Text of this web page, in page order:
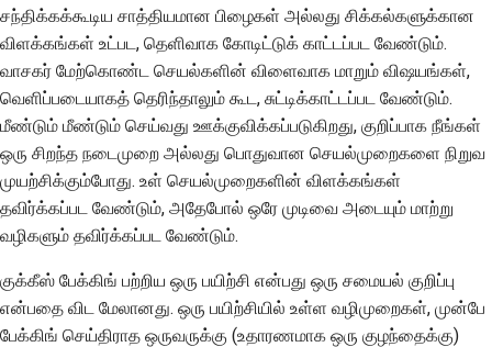
சந்திக்கக்கூடிய சாத்தியமான பிழைகள் அல்லது சிக்கல்களுக்கான
விளக்கங்கள் உட்பட, தெளிவாக கோடிட்டுக் காட்டப்பட வேண்டும்.
வாசகர் மேற்கொண்ட செயல்களின் விளைவாக மாறும் விஷயங்கள்,
வெளிப்படையாகத் தெரிந்தாலும் கூட, சுட்டிக்காட்டப்பட வேண்டும்.
மீண்டும் மீண்டும் செய்வது ஊக்குவிக்கப்படுகிறது, குறிப்பாக நீங்கள்
ஒரு சிறந்த நடைமுறை அல்லது பொதுவான செயல்முறைகளை நிறுவ
முயற்சிக்கும்போது. உள் செயல்முறைகளின் விளக்கங்கள்
தவிர்க்கப்பட வேண்டும், அதேபோல் ஒரே முடிவை அடையும் மாற்று
வழிகளும் தவிர்க்கப்பட வேண்டும்.
குக்கீஸ் பேக்கிங் பற்றிய ஒரு பயிற்சி என்பது ஒரு சமையல் குறிப்பு
என்பதை விட மேலானது. ஒரு பயிற்சியில் உள்ள வழிமுறைகள், முன்பே
பேக்கிங் செய்திராத ஒருவருக்கு (உதாரணமாக ஒரு குழந்தைக்கு)